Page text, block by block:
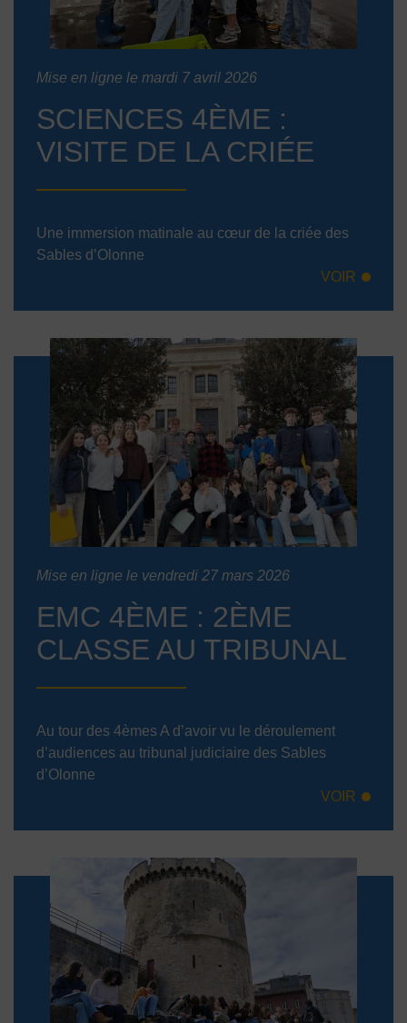
Mise en ligne le mardi 7 avril 2026
SCIENCES 4ÈME :
VISITE DE LA CRIÉE
Une immersion matinale au cœur de la criée des
Sables d’Olonne
VOIR
Mise en ligne le vendredi 27 mars 2026
EMC 4ÈME : 2ÈME
CLASSE AU TRIBUNAL
Au tour des 4èmes A d’avoir vu le déroulement
d’audiences au tribunal judiciaire des Sables
d’Olonne
VOIR